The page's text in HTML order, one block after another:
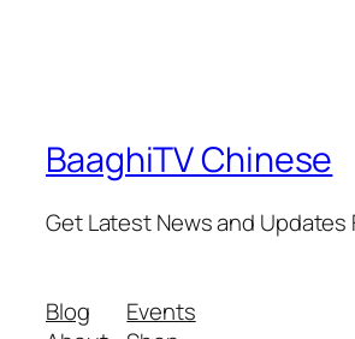
BaaghiTV Chinese
Get Latest News and Updates
Blog
Events